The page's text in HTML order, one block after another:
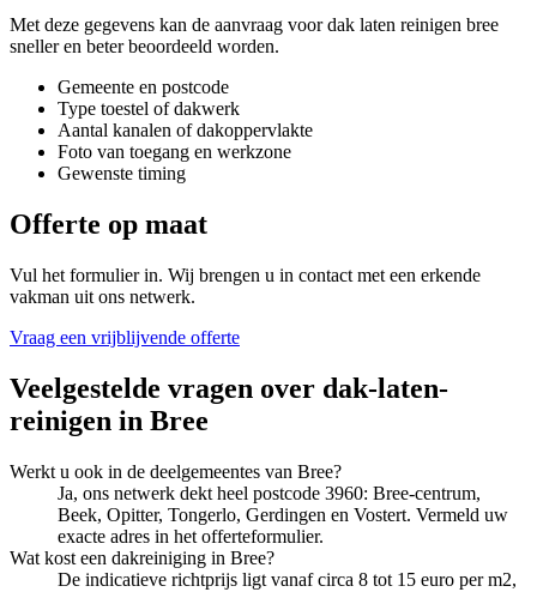
Met deze gegevens kan de aanvraag voordak laten reinigen bree
sneller en beter beoordeeld worden.
Gemeente en postcode
Type toestel of dakwerk
Aantal kanalen of dakoppervlakte
Foto van toegang en werkzone
Gewenste timing
Offerte op maat
Vul het formulier in. Wij brengen u in contact met een erkende
vakman uit ons netwerk.
Vraag een vrijblijvende offerte
Veelgestelde vragen over dak-laten-
reinigen in Bree
Werkt u ook in de deelgemeentes van Bree?
Ja, ons netwerk dekt heel postcode 3960: Bree-centrum,
Beek, Opitter, Tongerlo, Gerdingen en Vostert. Vermeld uw
exacte adres in het offerteformulier.
Wat kost een dakreiniging in Bree?
De indicatieve richtprijs ligt vanaf circa 8 tot 15 euro per m2,